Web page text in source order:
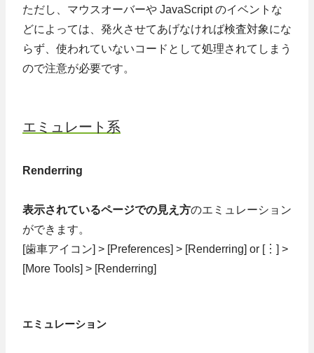
ただし、マウスオーバーや JavaScript のイベントな
どによっては、発火させてあげなければ検査対象にな
らず、使われていないコードとして処理されてしまう
ので注意が必要です。
エミュレート系
Renderring
表示されているページでの見え方のエミュレーション
ができます。
[歯車アイコン] > [Preferences] > [Renderring] or [︙] >
[More Tools] > [Renderring]
エミュレーション